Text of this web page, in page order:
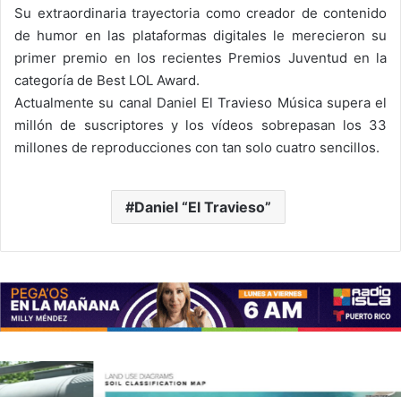
Su extraordinaria trayectoria como creador de contenido
de humor en las plataformas digitales le merecieron su
primer premio en los recientes Premios Juventud en la
categoría de Best LOL Award.
Actualmente su canal Daniel El Travieso Música supera el
millón de suscriptores y los vídeos sobrepasan los 33
millones de reproducciones con tan solo cuatro sencillos.
Daniel “El Travieso”